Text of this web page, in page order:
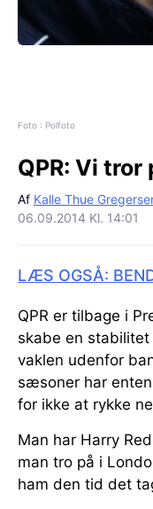
Foto : Polfoto
QPR: Vi tror
Af Kalle Thue
06.09.2014 Kl. 14:01
LÆS OGSÅ:
QPR er tilbage i
skabe en
vaklen udenfor
sæsoner har
for ikke at rykke
Man har Harry
man tro på i
ham den tid det